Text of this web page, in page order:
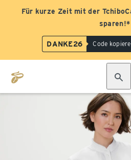
Für kurze Zeit mit der
sparen!*
DANKE26 Code